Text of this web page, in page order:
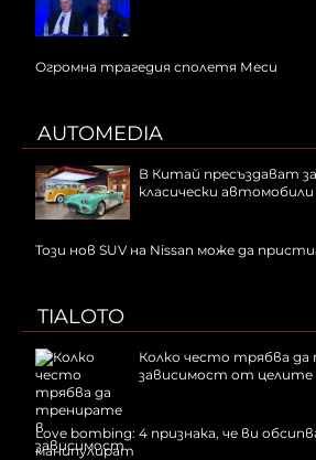
Огромна трагедия сполетя Меси
AUTOMEDIA
В Китай пресъздават
класически автомобили
Този нов SUV на Nissan може да
TIALOTO
Колко често трябва
зависимост от целите
Love bombing: 4 признака, че ви
манипулират